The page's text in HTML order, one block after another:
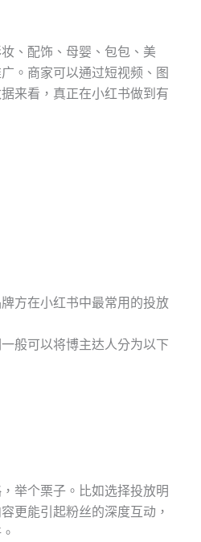
、配饰、母婴、包包、美
。商家可以通过短视频、图
来看，真正在小红书做到有
方在小红书中最常用的投放
般可以将博主达人分为以下
举个栗子。比如选择投放明
更能引起粉丝的深度互动，